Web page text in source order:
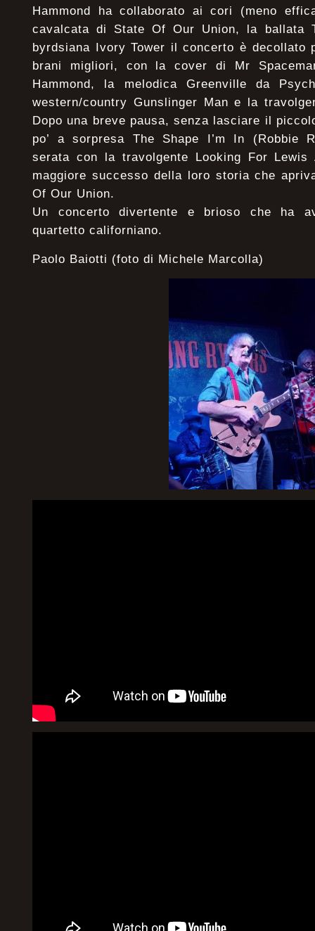
Hammond ha collaborato ai cori (meno
cavalcata di State Of Our Union, la ballata
byrdsiana Ivory Tower il concerto è decollato
brani migliori, con la cover di Mr
Hammond, la melodica Greenville da
western/country Gunslinger Man e la
Dopo una breve pausa, senza lasciare il
po’ a sorpresa The Shape I’m In (Robbie
serata con la travolgente Looking For
maggiore successo della loro storia che
Of Our Union.
Un concerto divertente e brioso che ha
quartetto californiano.
Paolo Baiotti (foto di Michele Marcolla)